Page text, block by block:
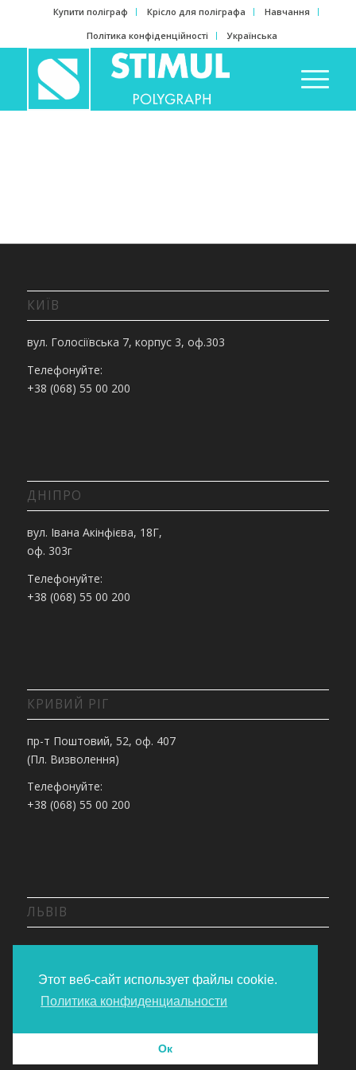
Купити поліграф Крісло для поліграфа
Навчання
Політика конфіденційності
Українська
КИЇВ
вул. Голосіївська 7, корпус 3, оф.303
Телефонуйте:
+38 (068) 55 00 200
ДНІПРО
вул. Івана Акінфієва, 18Г,
оф. 303г
Телефонуйте:
+38 (068) 55 00 200
КРИВИЙ РІГ
пр-т Поштовий, 52, оф. 407
(Пл. Визволення)
Телефонуйте:
+38 (068) 55 00 200
ЛЬВІВ
вул. Липинського, 36
Телефонуйте:
+38 (068) 55 00 200
Этот веб-сайт использует файлы cookie.
Политика конфиденциальности
Ок